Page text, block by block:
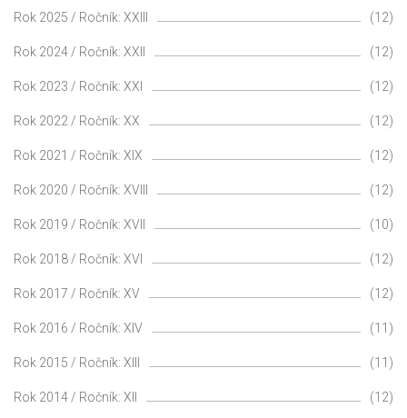
Rok 2025 / Ročník: XXIII (12)
Rok 2024 / Ročník: XXII (12)
Rok 2023 / Ročník: XXI (12)
Rok 2022 / Ročník: XX (12)
Rok 2021 / Ročník: XIX (12)
Rok 2020 / Ročník: XVIII (12)
Rok 2019 / Ročník: XVII (10)
Rok 2018 / Ročník: XVI (12)
Rok 2017 / Ročník: XV (12)
Rok 2016 / Ročník: XIV (11)
Rok 2015 / Ročník: XIII (11)
Rok 2014 / Ročník: XII (12)